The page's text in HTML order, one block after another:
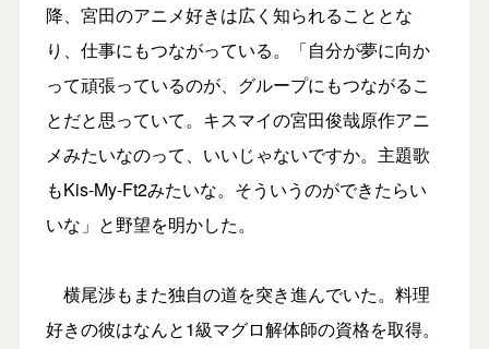
降、宮田のアニメ好きは広く知られることとな
り、仕事にもつながっている。「自分が夢に向か
って頑張っているのが、グループにもつながるこ
とだと思っていて。キスマイの宮田俊哉原作アニ
メみたいなのって、いいじゃないですか。主題歌
もKis-My-Ft2みたいな。そういうのができたらい
いな」と野望を明かした。
横尾渉もまた独自の道を突き進んでいた。料理
好きの彼はなんと1級マグロ解体師の資格を取得。